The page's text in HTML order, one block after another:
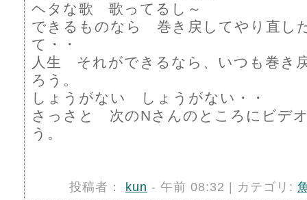
ヘタな歌 歌ってるし～
できるものなら 巻き戻してやり直し
て・・
人生 それができるなら、いつも巻き
ろう。
しょうがない しょうがない・・
さっさと 次のNさんのところにビデ
う。
投稿者： kun - 午前 08:32 | カテゴリ: